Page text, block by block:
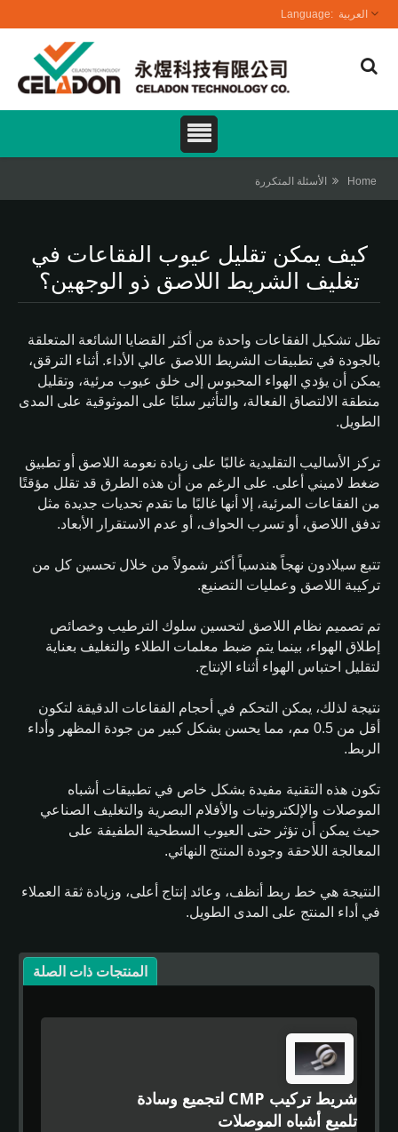
العربية
Home الأسئلة المتكررة
كيف يمكن تقليل عيوب الفقاعات في
تغليف الشريط اللاصق ذو الوجهين؟
تظل تشكيل الفقاعات واحدة من أكثر القضايا الشائعة المتعلقة
بالجودة في تطبيقات الشريط اللاصق عالي الأداء. أثناء الترقق،
يمكن أن يؤدي الهواء المحبوس إلى خلق عيوب مرئية، وتقليل
منطقة الالتصاق الفعالة، والتأثير سلبًا على الموثوقية على المدى
الطويل.
تركز الأساليب التقليدية غالبًا على زيادة نعومة اللاصق أو تطبيق
ضغط لاميني أعلى. على الرغم من أن هذه الطرق قد تقلل مؤقتًا
من الفقاعات المرئية، إلا أنها غالبًا ما تقدم تحديات جديدة مثل
تدفق اللاصق، أو تسرب الحواف، أو عدم الاستقرار الأبعاد.
تتبع سيلادون نهجاً هندسياً أكثر شمولاً من خلال تحسين كل من
تركيبة اللاصق وعمليات التصنيع.
تم تصميم نظام اللاصق لتحسين سلوك الترطيب وخصائص
إطلاق الهواء، بينما يتم ضبط معلمات الطلاء والتغليف بعناية
لتقليل احتباس الهواء أثناء الإنتاج.
نتيجة لذلك، يمكن التحكم في أحجام الفقاعات الدقيقة لتكون
أقل من 0.5 مم، مما يحسن بشكل كبير من جودة المظهر وأداء
الربط.
تكون هذه التقنية مفيدة بشكل خاص في تطبيقات أشباه
الموصلات والإلكترونيات والأفلام البصرية والتغليف الصناعي
حيث يمكن أن تؤثر حتى العيوب السطحية الطفيفة على
المعالجة اللاحقة وجودة المنتج النهائي.
النتيجة هي خط ربط أنظف، وعائد إنتاج أعلى، وزيادة ثقة العملاء
في أداء المنتج على المدى الطويل.
المنتجات ذات الصلة
شريط تركيب CMP لتجميع وسادة
تلميع أشباه الموصلات